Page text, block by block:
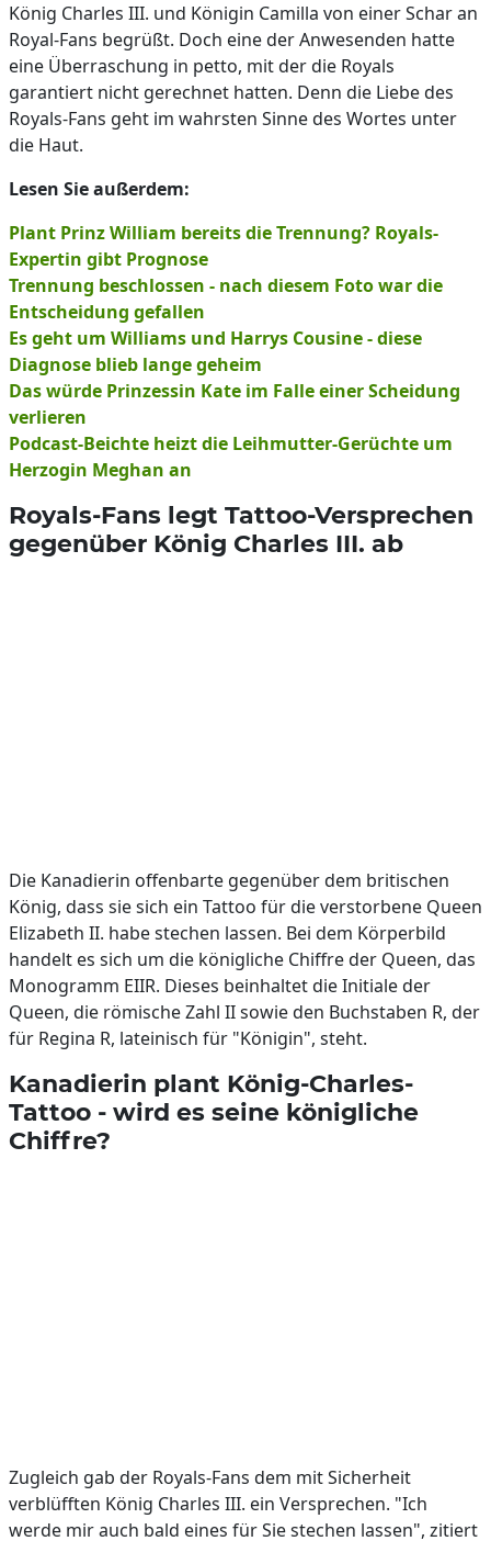
König Charles III. und Königin Camilla von einer Schar an
Royal-Fans begrüßt. Doch eine der Anwesenden hatte
eine Überraschung in petto, mit der die Royals
garantiert nicht gerechnet hatten. Denn die Liebe des
Royals-Fans geht im wahrsten Sinne des Wortes unter
die Haut.
Lesen Sie außerdem:
Plant Prinz William bereits die Trennung? Royals-
Expertin gibt Prognose
Trennung beschlossen - nach diesem Foto war die
Entscheidung gefallen
Es geht um Williams und Harrys Cousine - diese
Diagnose blieb lange geheim
Das würde Prinzessin Kate im Falle einer Scheidung
verlieren
Podcast-Beichte heizt die Leihmutter-Gerüchte um
Herzogin Meghan an
Royals-Fans legt Tattoo-Versprechen
gegenüber König Charles III. ab
Die Kanadierin offenbarte gegenüber dem britischen
König, dass sie sich ein Tattoo für die verstorbene Queen
Elizabeth II. habe stechen lassen. Bei dem Körperbild
handelt es sich um die königliche Chiffre der Queen, das
Monogramm EIIR. Dieses beinhaltet die Initiale der
Queen, die römische Zahl II sowie den Buchstaben R, der
für Regina R, lateinisch für "Königin", steht.
Kanadierin plant König-Charles-
Tattoo - wird es seine königliche
Chiffre?
Zugleich gab der Royals-Fans dem mit Sicherheit
verblüfften König Charles III. ein Versprechen. "Ich
werde mir auch bald eines für Sie stechen lassen", zitiert